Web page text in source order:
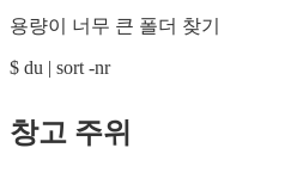
용량이 너무 큰 폴더 찾기
$ du | sort -nr
창고 주위